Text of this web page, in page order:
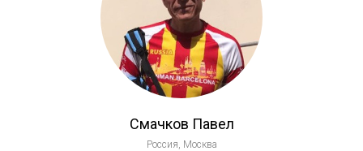
Смачков Павел
Россия, Москва